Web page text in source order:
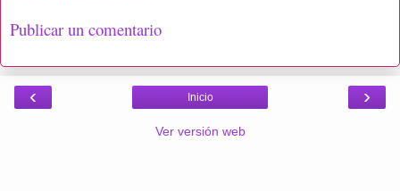
Publicar un comentario
‹ ›
Inicio
Ver versión web